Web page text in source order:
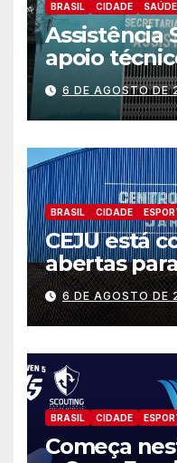
BRASIL CIDADE SAÚDE
Assistência
apoio
preparação
situações
calamidade
6 DE AGOSTO DE
BRASIL CIDADE
CEJU está
abertas
gratuitas
6 DE AGOSTO DE
BRASIL CIDADE
Começa